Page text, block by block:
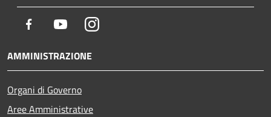
Facebook YoutubeInstagram
AMMINISTRAZIONE
Organi di Governo
Aree Amministrative